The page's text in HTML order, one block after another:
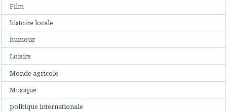
Film
histoire locale
humour
Loisirs
Monde agricole
Musique
politique internationale